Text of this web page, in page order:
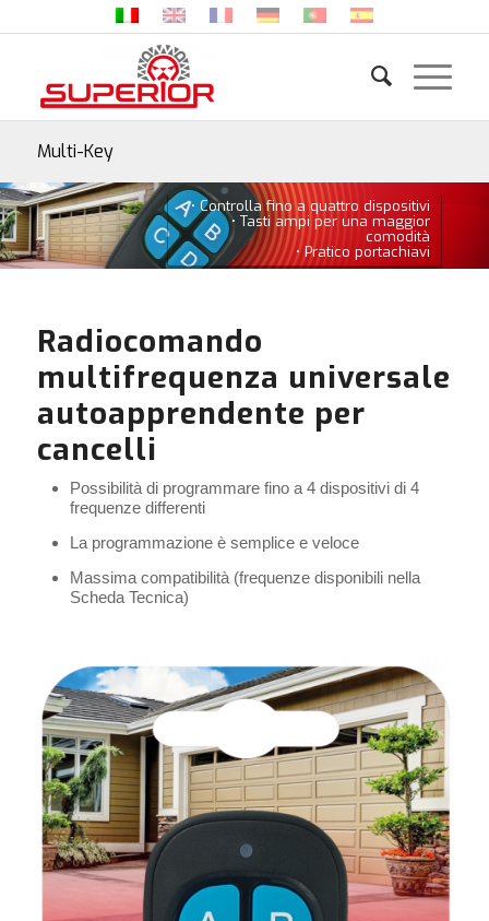
Multi-Key
• Controlla fino a quattro dispositivi
• Tasti ampi per una maggior
comodità
• Pratico portachiavi
Radiocomando
multifrequenza universale
autoapprendente per
cancelli
Possibilità di programmare fino a 4 dispositivi di 4
frequenze differenti
La programmazione è semplice e veloce
Massima compatibilità (frequenze disponibili nella
Scheda Tecnica)